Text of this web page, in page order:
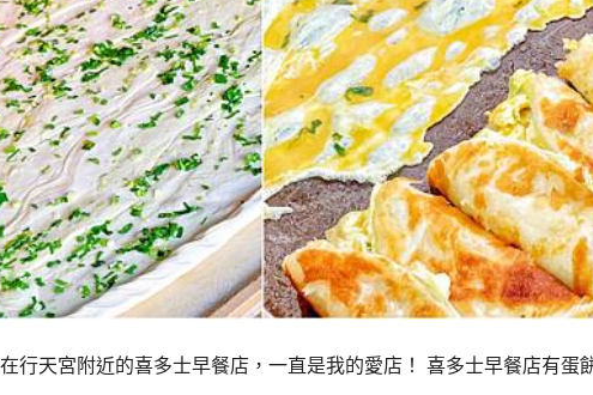
行天宮附近的喜多士早餐店，一直是我的愛店！ 喜多士早餐店有蛋